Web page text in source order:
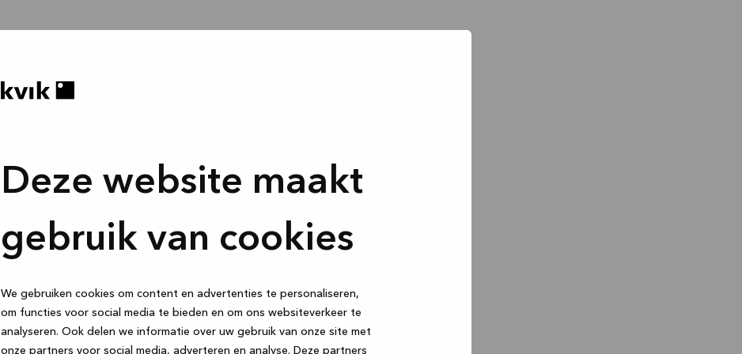
Deze website maakt
gebruik van cookies
We gebruiken cookies om content en advertenties te personaliseren,
om functies voor social media te bieden en om ons websiteverkeer te
analyseren. Ook delen we informatie over uw gebruik van onze site met
onze partners voor social media, adverteren en analyse. Deze partners